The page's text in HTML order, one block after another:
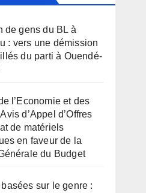
de gens du BL à
: vers une démission
du parti à Ouendé-
l’Economie et des
d’Appel d’Offres
de matériels
en faveur de la
du Budget
sur le genre :